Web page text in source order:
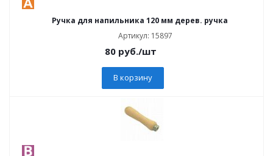
Ручка для напильника 120 мм дерев. ручка
Артикул: 15897
80руб./шт
В корзину